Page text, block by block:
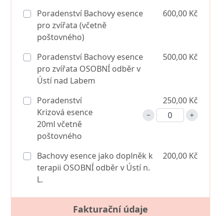
Poradenství Bachovy esence
pro zvířata (včetně
poštovného)
600,00 Kč
Poradenství Bachovy esence
pro zvířata OSOBNÍ odběr v
Ústí nad Labem
500,00 Kč
Poradenství
Krizová esence
20ml včetně
poštovného
250,00 Kč
Bachovy esence jako doplněk k
terapii OSOBNÍ odběr v Ústí n.
L.
200,00 Kč
Fakturační údaje